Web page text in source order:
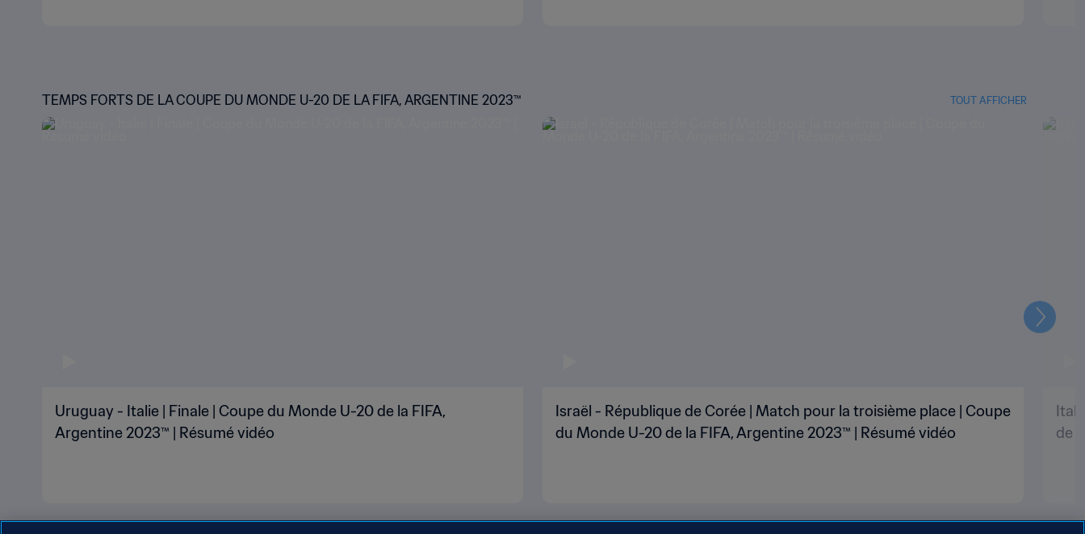
TEMPS FORTS DE LA COUPE DU MONDE U-20 DE LA FIFA, ARGENTINE 2023™ TOUT AFFICHER
Uruguay - Italie | Finale | Coupe du Monde U-20 de la FIFA,
Argentine 2023™ | Résumé vidéo
Israël - République de Corée | Match pour la troisième place | Coupe
du Monde U-20 de la FIFA, Argentine 2023™ | Résumé vidéo
de
Suivant